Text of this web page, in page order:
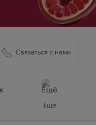
Связаться с нами
Ещё